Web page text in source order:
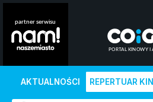
AKTUALNOŚCI REPERTUAR KIN